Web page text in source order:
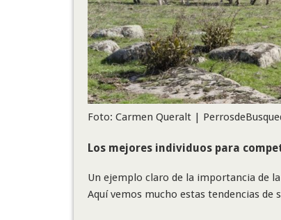
Foto: Carmen Queralt |
Los mejores individuos para
Un ejemplo claro de la importancia de
Aquí vemos mucho estas tendencias de